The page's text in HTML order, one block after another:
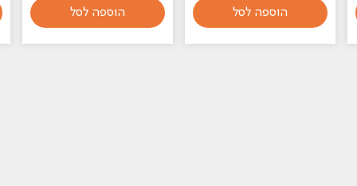
הוספה לסל הוספה לסל